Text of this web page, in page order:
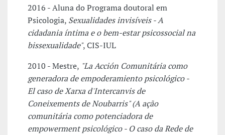
2016 - Aluna do Programa doutoral em
Psicologia, Sexualidades invisíveis - A
cidadania íntima e o bem-estar psicossocial na
bissexualidade", CIS-IUL
2010 - Mestre, "La Acción Comunitária como
generadora de empoderamiento psicológico -
El caso de Xarxa d'Intercanvis de
Coneixements de Noubarris" (A ação
comunitária como potenciadora de
empowerment psicológico - O caso da Rede de